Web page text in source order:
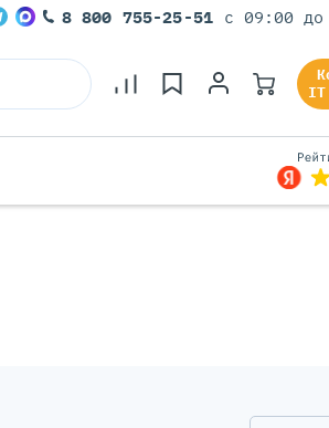
8 800 755-25-51 с 09:00
IT